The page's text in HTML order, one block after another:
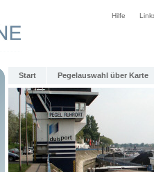
Hilfe
Start Pegelauswahl über Karte